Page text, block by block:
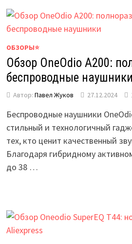
ОБЗОРЫ⭐
Обзор OneOdio A200:
беспроводные наушники
Автор: Павел Жуков 27.12.2024
Беспроводные наушники
стильный и технологичный
тех, кто ценит качественный
Благодаря гибридному
до 38 …